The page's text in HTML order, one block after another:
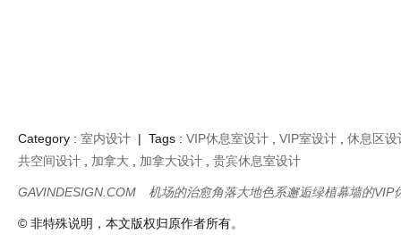
Category : 室内设计 | Tags : VIP休息室设计 VIP室设计
休息区设
共空间设计
加拿大 加拿大设计 贵宾休息室设计
GAVINDESIGN.COM 机场的治愈角落大地色系邂逅绿植幕墙的VIP
© 非特殊说明，本文版权归原作者所有。